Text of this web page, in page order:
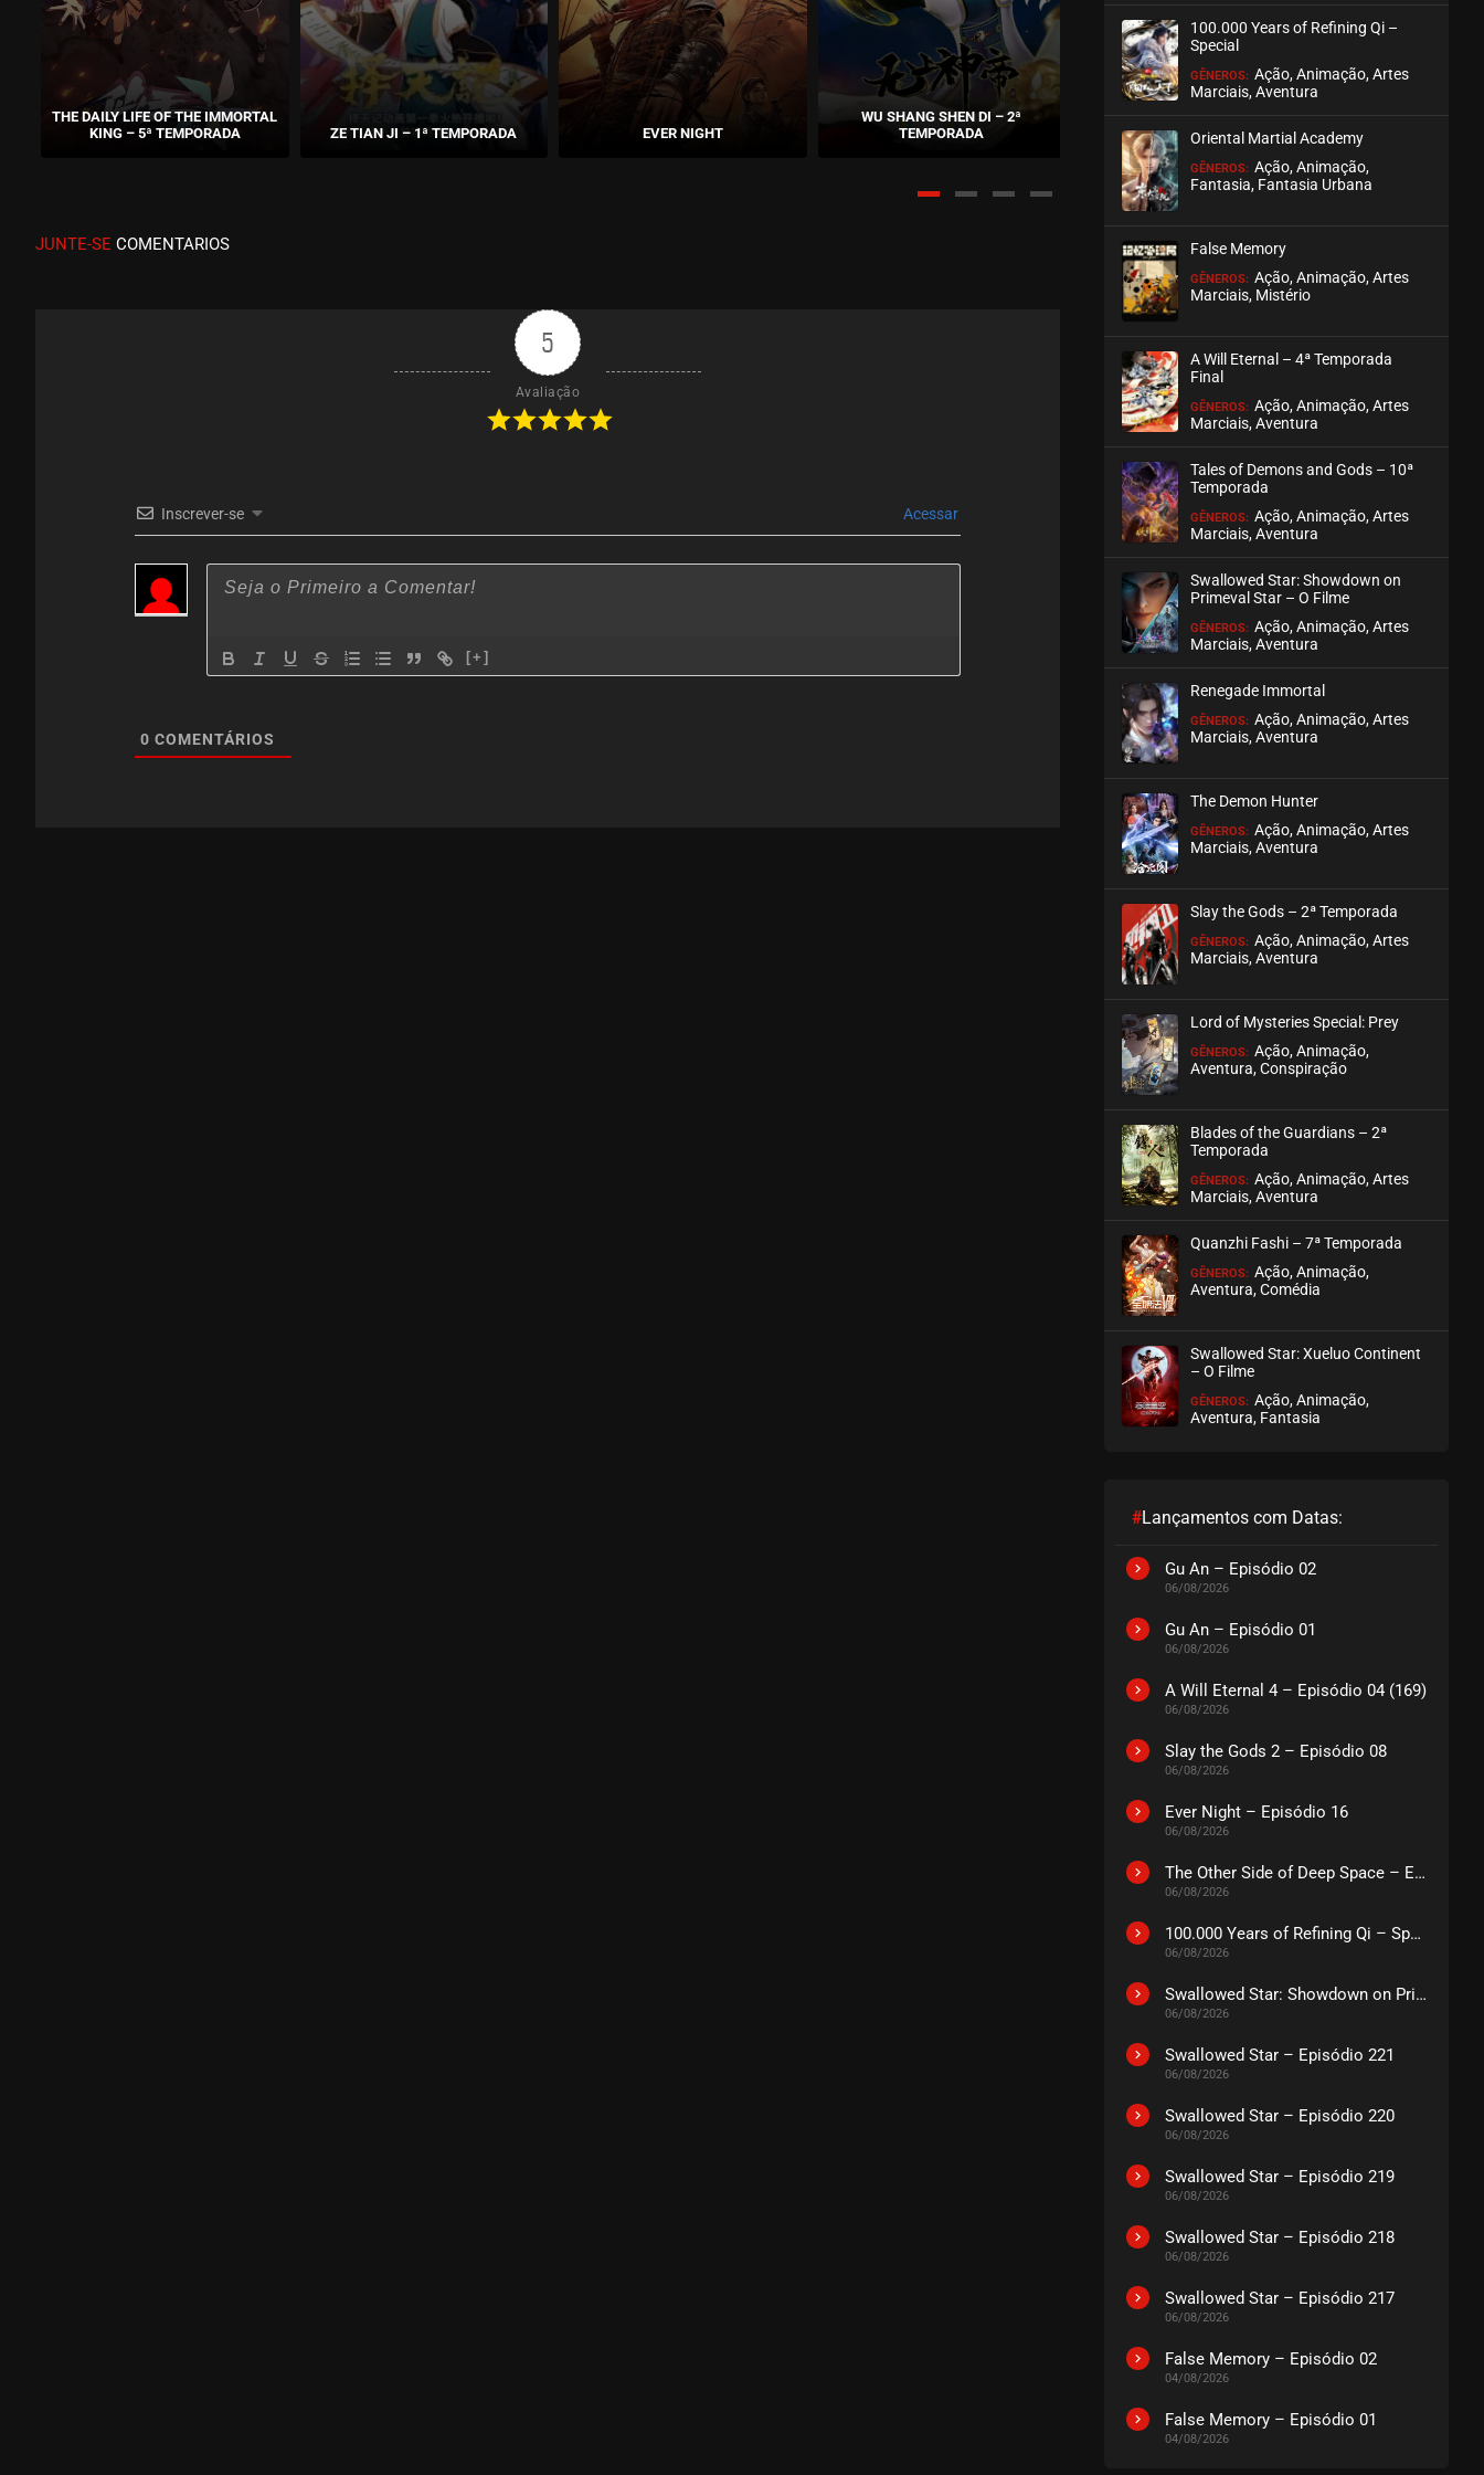
ASSISTIDO
ASSISTIDO
EPISÓDIO 535-536
ASSISTIDO
ASSISTIDO
ASSISTIDO
EPISÓDIO 529-530
ASSISTIDO
EPISÓDIO 527-528
EPISÓDIO 525-526
EPISÓDIO 519
ASSISTIDO
EPISÓDIO 514
ASSISTIDO
EPISÓDIO 513
EPISÓDIO 512
agosto 13, 2025
agosto 13, 2025
EPISÓDIO 508
THE DAILY LIFE OF THE IMMORTAL
KING – 5ª TEMPORADA
ZE TIAN JI – 1ª TEMPORADA EVER NIGHT
WU SHANG SHEN DI – 2ª
TEMPORADA
DAWN OF THE WORLD
JUNTE-SE COMENTARIOS
5
Avaliação
Inscrever-se Acessar
[+]
0 COMENTÁRIOS
100.000 Years of Refining Qi –
Special
GÊNEROS: Ação, Animação, Artes
Marciais, Aventura
Oriental Martial Academy
GÊNEROS: Ação, Animação,
Fantasia, Fantasia Urbana
False Memory
GÊNEROS: Ação, Animação, Artes
Marciais, Mistério
A Will Eternal – 4ª Temporada
Final
GÊNEROS: Ação, Animação, Artes
Marciais, Aventura
Tales of Demons and Gods – 10ª
Temporada
GÊNEROS: Ação, Animação, Artes
Marciais, Aventura
Swallowed Star: Showdown on
Primeval Star – O Filme
GÊNEROS: Ação, Animação, Artes
Marciais, Aventura
Renegade Immortal
GÊNEROS: Ação, Animação, Artes
Marciais, Aventura
The Demon Hunter
GÊNEROS: Ação, Animação, Artes
Marciais, Aventura
Slay the Gods – 2ª Temporada
GÊNEROS: Ação, Animação, Artes
Marciais, Aventura
Lord of Mysteries Special: Prey
GÊNEROS: Ação, Animação,
Aventura, Conspiração
Blades of the Guardians – 2ª
Temporada
GÊNEROS: Ação, Animação, Artes
Marciais, Aventura
Quanzhi Fashi – 7ª Temporada
GÊNEROS: Ação, Animação,
Aventura, Comédia
Swallowed Star: Xueluo Continent
– O Filme
GÊNEROS: Ação, Animação,
Aventura, Fantasia
#Lançamentos com Datas:
Gu An – Episódio 02
06/08/2026
Gu An – Episódio 01
06/08/2026
A Will Eternal 4 – Episódio 04 (169)
06/08/2026
Slay the Gods 2 – Episódio 08
06/08/2026
Ever Night – Episódio 16
06/08/2026
The Other Side of Deep Space – Episódio 14
06/08/2026
100.000 Years of Refining Qi – Special
06/08/2026
Swallowed Star: Showdown on Primeval Star – O Filme
06/08/2026
Swallowed Star – Episódio 221
06/08/2026
Swallowed Star – Episódio 220
06/08/2026
Swallowed Star – Episódio 219
06/08/2026
Swallowed Star – Episódio 218
06/08/2026
Swallowed Star – Episódio 217
06/08/2026
False Memory – Episódio 02
04/08/2026
False Memory – Episódio 01
04/08/2026